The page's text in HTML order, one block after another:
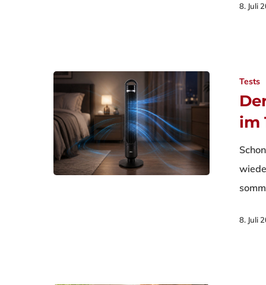
8. Juli
Tests
im
8. Juli